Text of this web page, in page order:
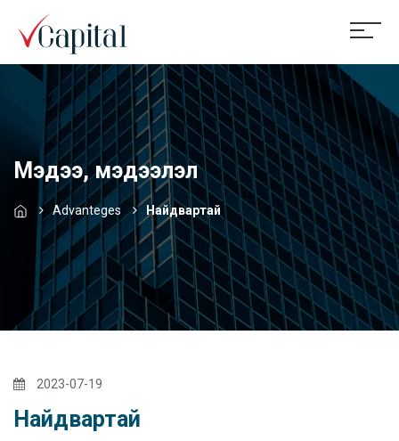
Мэдээ, мэдээлэл
Advanteges Найдвартай
2023-07-19
Найдвартай